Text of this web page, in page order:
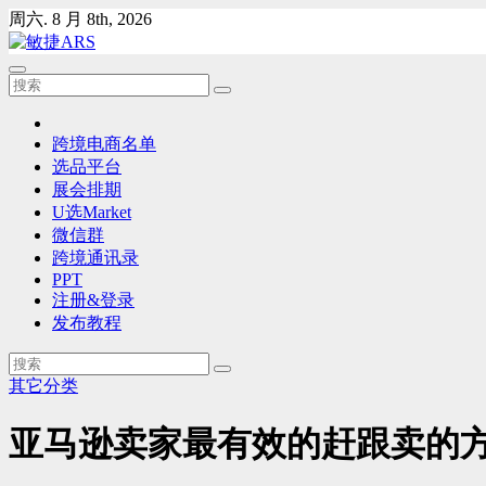
Skip
to
content
周六. 8 月 8th, 2026
跨境电商名单
选品平台
展会排期
U选Market
微信群
跨境通讯录
PPT
注册&登录
发布教程
其它分类
亚马逊卖家最有效的赶跟卖的